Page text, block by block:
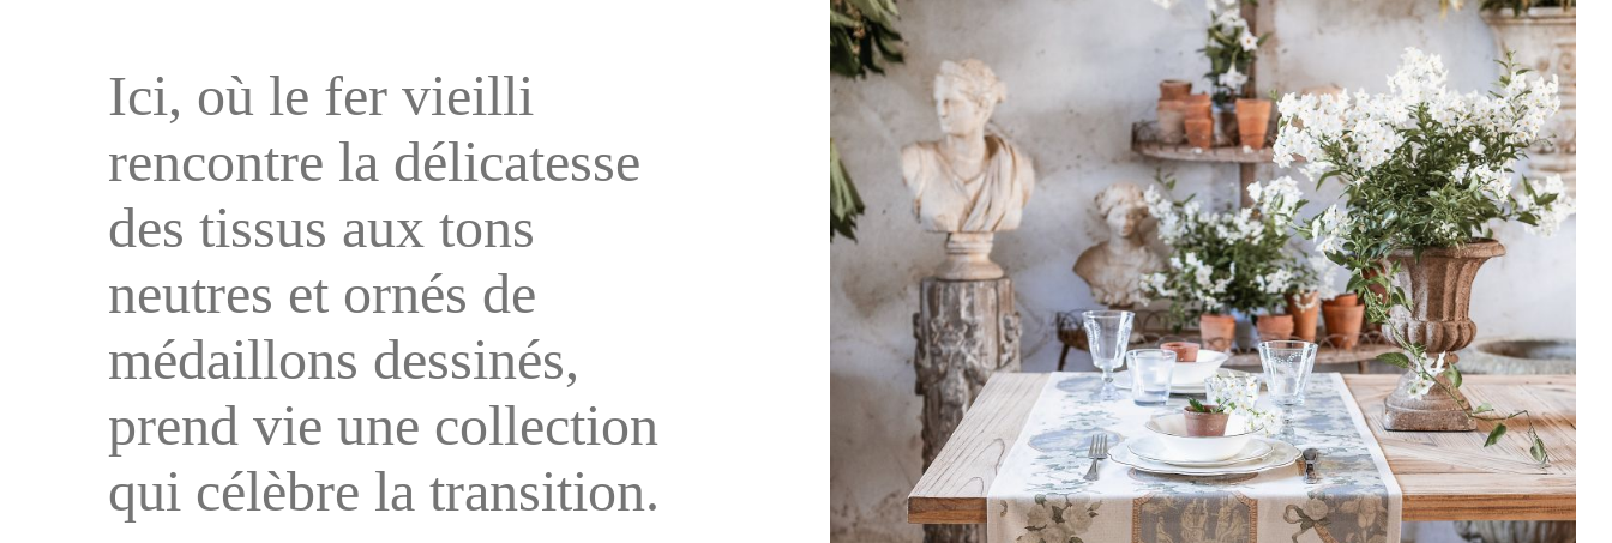
Ici, où le fer vieilli
rencontre la délicatesse
des tissus aux tons
neutres et ornés de
médaillons dessinés,
prend vie une collection
qui célèbre la transition.